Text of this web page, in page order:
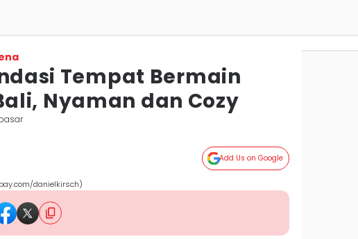
Tempat Bermain
Nyaman dan Cozy
Add Us on Google
danielkirsch)